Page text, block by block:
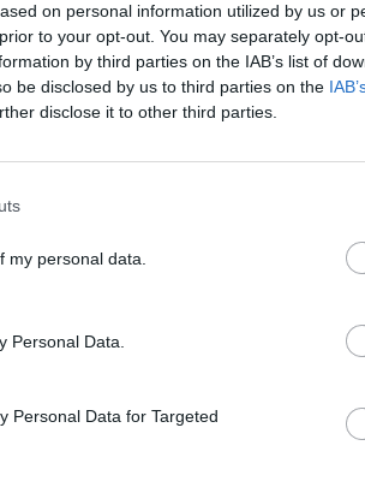
on personal information utilized by us or
to your opt-out. You may separately opt-
by third parties on the IAB’s list of
be disclosed by us to third parties on the
disclose it to other third parties.
my personal data.
Personal Data.
Personal Data for Targeted
A.N.C. Legnanese”